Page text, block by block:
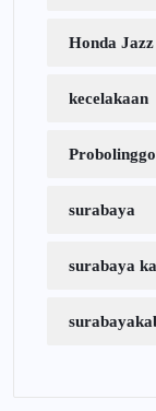
Honda Jazz
kecelakaan
Probolinggo
surabaya
surabaya